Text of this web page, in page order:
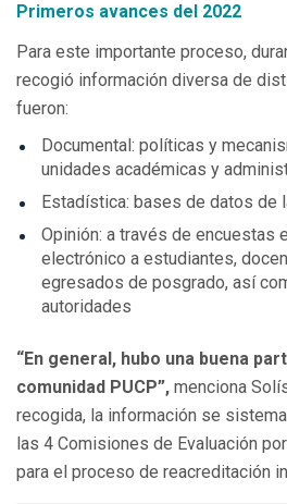
Primeros avances del 2022
Para este importante proceso,
recogió información diversa de
fueron:
Documental: políticas y
unidades académicas y
Estadística: bases de datos de
Opinión: a través de encuestas
electrónico a estudiantes,
egresados de posgrado, así
autoridades
“En general, hubo una buena
comunidad PUCP”, menciona
recogida, la información se
las 4 Comisiones de Evaluación
para el proceso de reacreditación